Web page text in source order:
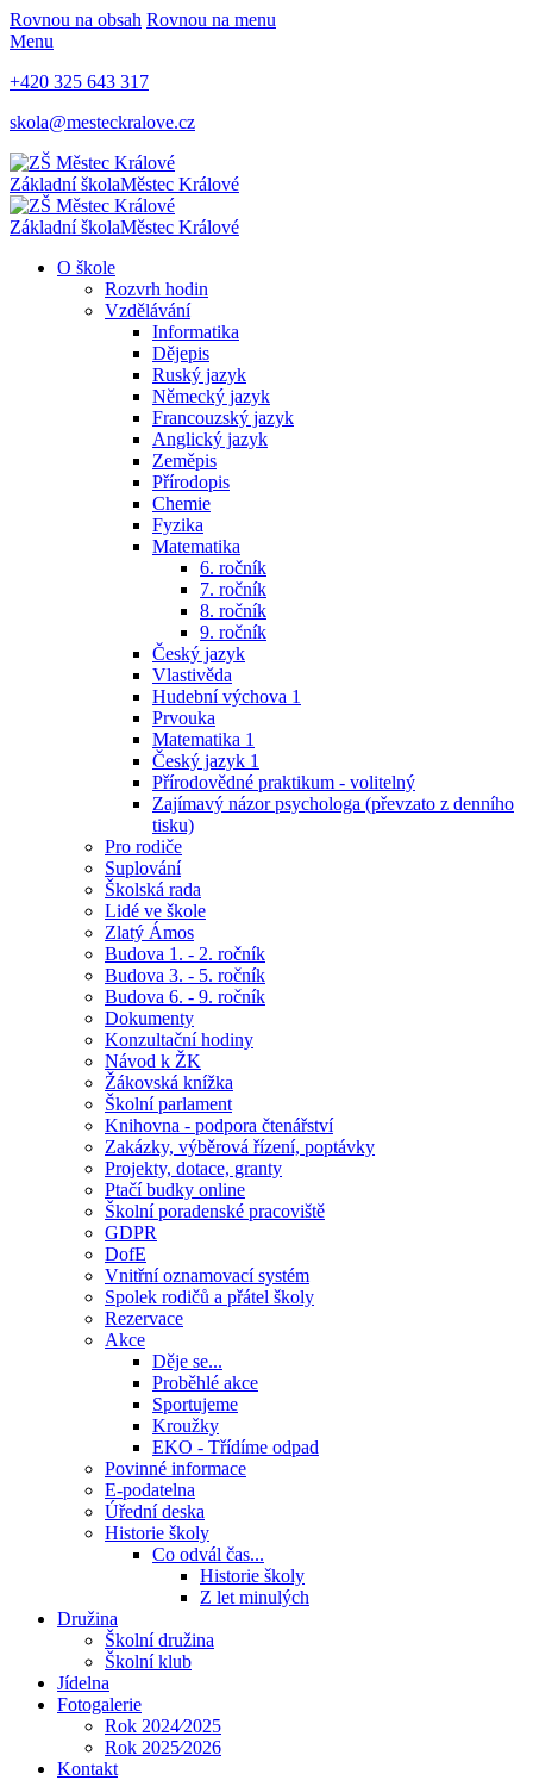
Rovnou na obsah Rovnou na menu
Menu
+420 325 643 317
skola@mesteckralove.cz
Základní školaMěstec Králové
Základní školaMěstec Králové
O škole
Rozvrh hodin
Vzdělávání
Informatika
Dějepis
Ruský jazyk
Německý jazyk
Francouzský jazyk
Anglický jazyk
Zeměpis
Přírodopis
Chemie
Fyzika
Matematika
6. ročník
7. ročník
8. ročník
9. ročník
Český jazyk
Vlastivěda
Hudební výchova 1
Prvouka
Matematika 1
Český jazyk 1
Přírodovědné praktikum - volitelný
Zajímavý názor psychologa (převzato z denního
tisku)
Pro rodiče
Suplování
Školská rada
Lidé ve škole
Zlatý Ámos
Budova 1. - 2. ročník
Budova 3. - 5. ročník
Budova 6. - 9. ročník
Dokumenty
Konzultační hodiny
Návod k ŽK
Žákovská knížka
Školní parlament
Knihovna - podpora čtenářství
Zakázky, výběrová řízení, poptávky
Projekty, dotace, granty
Ptačí budky online
Školní poradenské pracoviště
GDPR
DofE
Vnitřní oznamovací systém
Spolek rodičů a přátel školy
Rezervace
Akce
Děje se...
Proběhlé akce
Sportujeme
Kroužky
EKO - Třídíme odpad
Povinné informace
E-podatelna
Úřední deska
Historie školy
Co odvál čas...
Historie školy
Z let minulých
Družina
Školní družina
Školní klub
Jídelna
Fotogalerie
Rok 2024⁄2025
Rok 2025⁄2026
Kontakt